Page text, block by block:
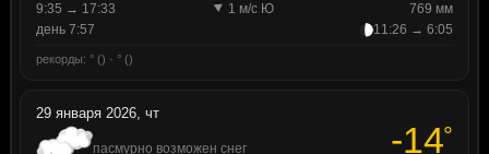
9:35 → 17:33
1 м/с Ю
769 мм
день 7:57
11:26 → 6:05
рекорды: ° () · ° ()
29 января 2026, чт
пасмурно возможен снег -14°